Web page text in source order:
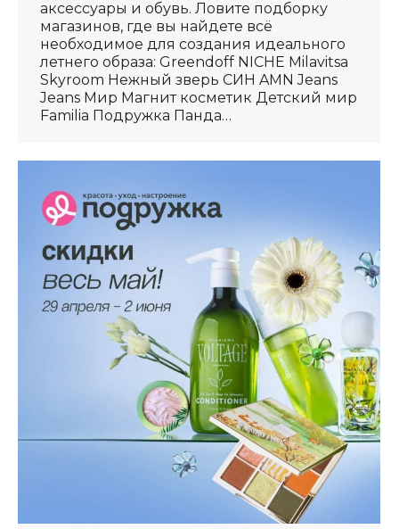
аксессуары и обувь. Ловите подборку
магазинов, где вы найдете всё
необходимое для создания идеального
летнего образа: Greendoff NICHE Milavitsa
Skyroom Нежный зверь СИН AMN Jeans
Jeans Мир Магнит косметик Детский мир
Familia Подружка Панда…